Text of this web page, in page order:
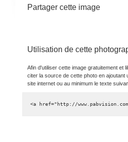
Partager cette image
Utilisation de cette
Afin d'utiliser cette image gratuitement et
citer la source de cette photo en
site internet ou au minimum le texte
<a href="http://